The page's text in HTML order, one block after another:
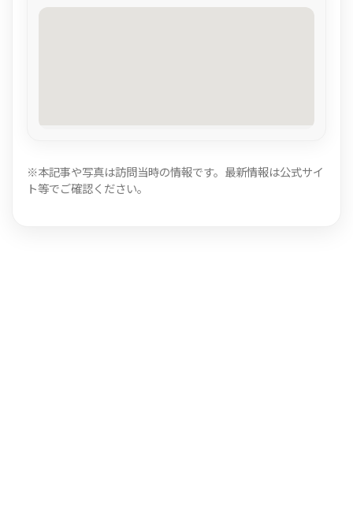
※本記事や写真は訪問当時の情報です。最新情報は公式サイ
ト等でご確認ください。